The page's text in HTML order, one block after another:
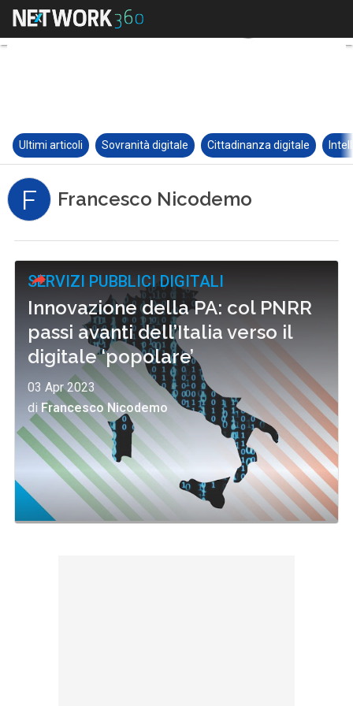
Ultimi articoli Sovranità digitale Cittadinanza digitale
F Francesco Nicodemo
SERVIZI PUBBLICI DIGITALI
Innovazione della PA: col PNRR
passi avanti dell’Italia verso il
digitale ‘popolare’
03 Apr 2023
di Francesco Nicodemo